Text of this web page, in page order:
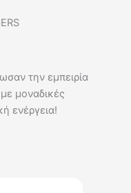
την εμπειρία
μοναδικές
ενέργεια!